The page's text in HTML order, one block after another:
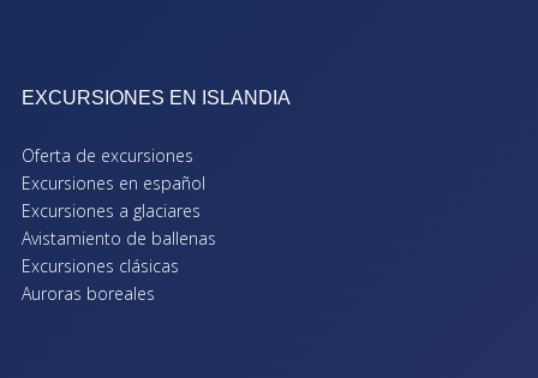
EXCURSIONES EN ISLANDIA
Oferta de excursiones
Excursiones en español
Excursiones a glaciares
Avistamiento de ballenas
Excursiones clásicas
Auroras boreales